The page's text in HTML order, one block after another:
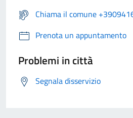
Chiama il comune
Prenota un appuntamento
Problemi in città
Segnala disservizio